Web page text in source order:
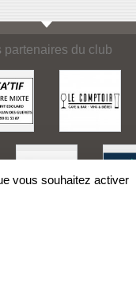
partenaires du club
vous souhaitez activer